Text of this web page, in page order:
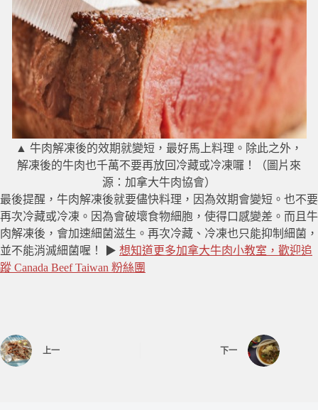
▲ 牛肉解凍後的效期就變短，最好馬上料理。除此之外，
解凍後的牛肉也千萬不要再放回冷藏或冷凍囉！（圖片來
源：加拿大牛肉協會）
最後提醒，牛肉解凍後就要儘快料理，因為效期會變短。也不要
再次冷藏或冷凍。因為會破壞食物細胞，使得口感變差。而且牛
肉解凍後，會加速細菌滋生。再次冷藏、冷凍也只能抑制細菌，
並不能消滅細菌喔！ ▶ 想知道更多加拿大牛肉小教室，歡迎追
蹤 Canada Beef Taiwan 粉絲團
上一 下一